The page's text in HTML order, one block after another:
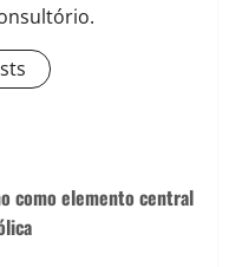
como elemento central